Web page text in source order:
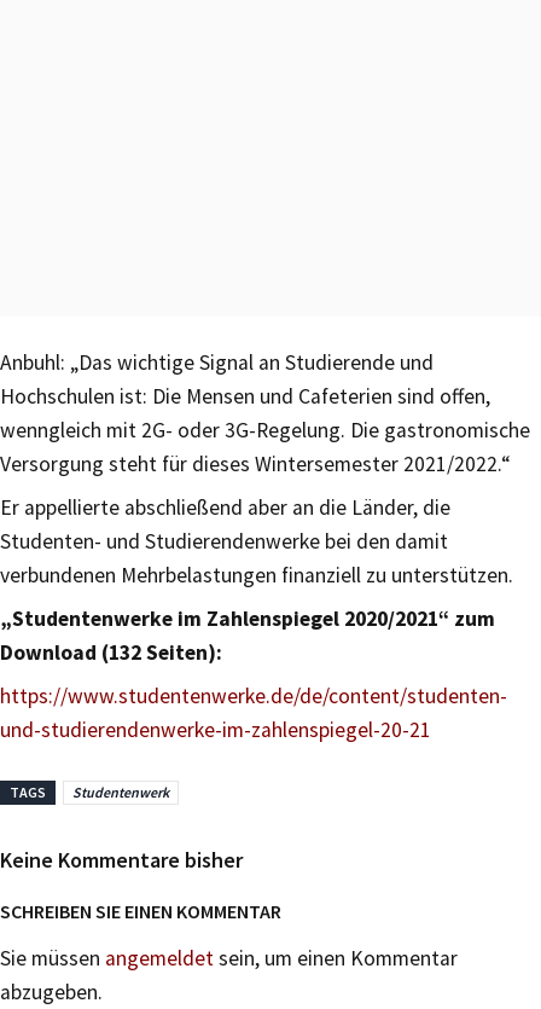
Anbuhl: „Das wichtige Signal an Studierende und
Hochschulen ist: Die Mensen und Cafeterien sind offen,
wenngleich mit 2G- oder 3G-Regelung. Die gastronomische
Versorgung steht für dieses Wintersemester 2021/2022.“
Er appellierte abschließend aber an die Länder, die
Studenten- und Studierendenwerke bei den damit
verbundenen Mehrbelastungen finanziell zu unterstützen.
„Studentenwerke im Zahlenspiegel 2020/2021“ zum
Download (132 Seiten):
https://www.studentenwerke.de/de/content/studenten-
und-studierendenwerke-im-zahlenspiegel-20-21
TAGS Studentenwerk
Keine Kommentare bisher
SCHREIBEN SIE EINEN KOMMENTAR
Sie müssen angemeldetsein, um einen Kommentar
abzugeben.